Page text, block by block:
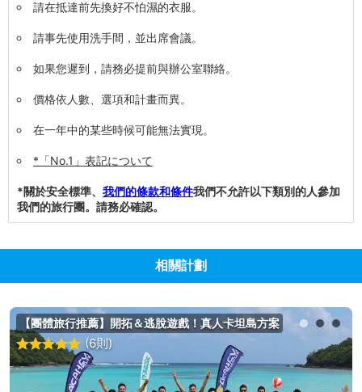
請在抵達前先換好不怕濕的衣服。
請事先使用洗手間，並出席會議。
如果您遲到，請務必提前與辦公室聯絡。
價格依人數、選項和計畫而異。
在一年中的某些時候可能無法實現。
*「No.1」表記について
*關於安全標準、 我們的條款和條件我們不允許以下類別的人參加
我們的旅行團。請務必確認。
相關計劃
【團體旅行推薦】開拓＆逃脫遊戲！真人卡坦島方案
(6則)